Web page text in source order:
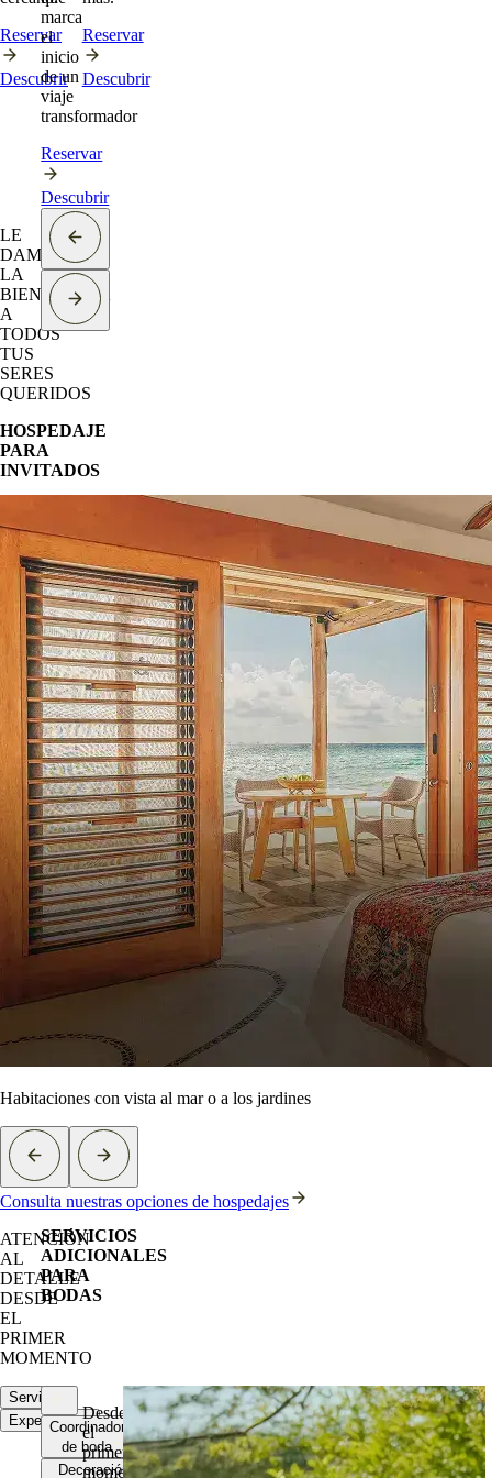
Reservar
Descubrir
marca
el
inicio
de un
viaje
transformador
Reservar
Descubrir
Reservar
Descubrir
LE
DAMOS
LA
BIENVENIDA
A
TODOS
TUS
SERES
QUERIDOS
HOSPEDAJE
PARA
INVITADOS
Habitaciones con vista al mar o a los jardines
Consulta nuestras opciones de hospedajes
ATENCIÓN
AL
DETALLE
DESDE
EL
PRIMER
MOMENTO
SERVICIOS
ADICIONALES
PARA
BODAS
Servicios
ExperienciasCoordinadores
de boda
Decoración
Desde
el
primer
momento,